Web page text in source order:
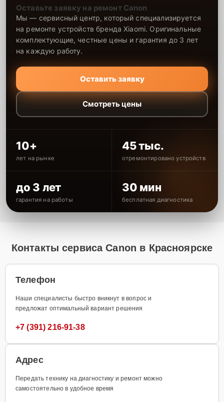
Оставьте заявку на ремонт Canon
Мы — сервисный центр, который специализируется
на ремонте устройств бренда Xiaomi. Оригинальные
комплектующие, честные цены и гарантия до 3 лет
на каждую работу.
Оставить заявку
Смотреть цены
10+
лет на рынке
45 тыс.
отремонтировано устройств
до 3 лет
гарантия на работы
30 мин
бесплатная диагностика
Контакты сервиса Canon в Красноярске
Телефон
Наши специалисты быстро вникнут в вопрос и
предложат оптимальный вариант решения
+7 (391) 216-91-38
Адрес
Передать технику на диагностику и ремонт можно
самостоятельно в удобное время